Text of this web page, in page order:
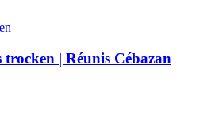
trocken | Réunis Cébazan